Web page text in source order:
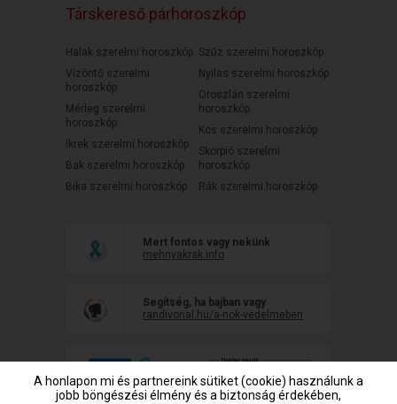
Társkereső párhoroszkóp
Halak szerelmi horoszkóp
Vízöntő szerelmi
horoszkóp
Mérleg szerelmi
horoszkóp
Ikrek szerelmi horoszkóp
Bak szerelmi horoszkóp
Bika szerelmi horoszkóp
Szűz szerelmi horoszkóp
Nyilas szerelmi horoszkóp
Oroszlán szerelmi
horoszkóp
Kos szerelmi horoszkóp
Skorpió szerelmi
horoszkóp
Rák szerelmi horoszkóp
Mert fontos vagy nekünk
mehnyakrak.info
Segítség, ha bajban vagy
randivonal.hu/a-nok-vedelmeben
A honlapon mi és partnereink sütiket (cookie) használunk a
jobb böngészési élmény és a biztonság érdekében,